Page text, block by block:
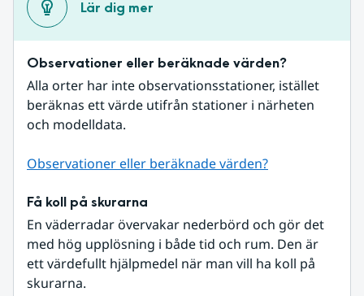
Lär dig mer
Observationer eller beräknade värden?
Alla orter har inte observationsstationer, istället
beräknas ett värde utifrån stationer i närheten
och modelldata.
Observationer eller beräknade värden?
Få koll på skurarna
En väderradar övervakar nederbörd och gör det
med hög upplösning i både tid och rum. Den är
ett värdefullt hjälpmedel när man vill ha koll på
skurarna.